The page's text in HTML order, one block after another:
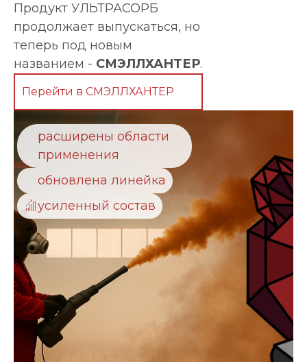
Продукт УЛЬТРАСОРБ
продолжает выпускаться, но
теперь под новым
названием - СМЭЛЛХАНТЕР.
Перейти в СМЭЛЛХАНТЕР
расширены области
применения
обновлена линейка
усиленный состав